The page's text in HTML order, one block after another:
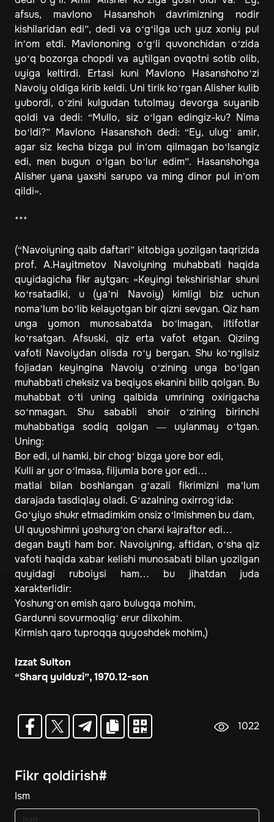
afsus, mavlono Hasanshoh davrimizning nodir
kishilaridan edi”, dedi va o‘g‘ilga uch yuz xoniy pul
in’om etdi. Mavlononing o‘g‘li quvonchidan o‘zida
yo‘q bozorga chopdi va aytilgan ovqotni sotib olib,
uyiga keltirdi. Ertasi kuni Mavlono Hasanshoho‘zi
Navoiy oldiga kirib keldi. Uni tirik ko‘rgan Alisher kulib
yubordi, o‘zini kulgudan tutolmay devorga suyanib
qoldi va dedi: “Mullo, siz o‘lgan edingiz-ku? Nima
bo‘ldi?” Mavlono Hasanshoh dedi: “Ey, ulug‘ amir,
agar siz kecha bizga pul in’om qilmagan bo‘lsangiz
edi, men bugun o‘lgan bo‘lur edim”. Hasanshohga
Alisher yana yaxshi sarupo va ming dinor pul in’om
qildi».
***
(“Navoiyning qalb daftari” kitobiga yozilgan taqrizida
prof. A.Hayitmetov Navoiyning muhabbati haqida
quyidagicha fikr aytgan: «Keyingi tekshirishlar shuni
ko‘rsatadiki, u (ya’ni Navoiy) kimligi biz uchun
noma’lum bo‘lib kelayotgan bir qizni sevgan. Qiz ham
unga yomon munosabatda bo‘lmagan, iltifotlar
ko‘rsatgan. Afsuski, qiz erta vafot etgan. Qiziing
vafoti Navoiydan olisda ro‘y bergan. Shu ko‘ngilsiz
fojiadan keyingina Navoiy o‘zining unga bo‘lgan
muhabbati cheksiz va beqiyos ekanini bilib qolgan. Bu
muhabbat o‘ti uning qalbida umrining oxirigacha
so‘nmagan. Shu sababli shoir o‘zining birinchi
muhabbatiga sodiq qolgan — uylanmay o‘tgan.
Uning:
Bor edi, ul hamki, bir chog‘ bizga yore bor edi,
Kulli ar yor o‘lmasa, filjumla bore yor edi…
matlai bilan boshlangan g‘azali fikrimizni ma’lum
darajada tasdiqlay oladi. G‘azalning oxirrog‘ida:
Go‘yiyo shukr etmadimkim onsiz o‘lmishmen bu dam,
Ul quyoshimni yoshurg‘on charxi kajraftor edi…
degan bayti ham bor. Navoiyning, aftidan, o‘sha qiz
vafoti haqida xabar kelishi munosabati bilan yozilgan
quyidagi ruboiysi ham… bu jihatdan juda
xarakterlidir:
Yoshung‘on emish qaro bulugqa mohim,
Gardunni sovurmoqlig‘ erur dilxohim.
Kirmish qaro tuproqqa quyoshdek mohim,)
Izzat Sulton
“Sharq yulduzi”, 1970.12-son
1022
Fikr qoldirish#
Ism